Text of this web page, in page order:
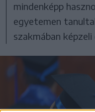
mindenképp
egyetemen
szakmában